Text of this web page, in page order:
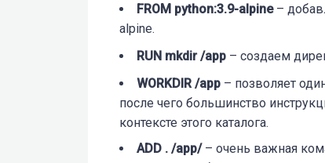
FROM python:3.9-alpine–
alpine.
RUN mkdir /app – создаем
WORKDIR /app – позволяет
после чего большинство
контексте этого каталога.
ADD . /app/– очень важная